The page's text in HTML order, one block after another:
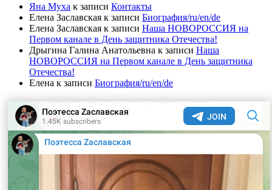
Яна Муха к записи Контакты
Елена Заславская к записи Биография/ru/en/de
Елена Заславская к записи Наша НОВОРОССИЯ на
Первом канале в День защитника Отечества!
Дрыгина Галина Анатольевна к записи Наша
НОВОРОССИЯ на Первом канале в День защитника
Отечества!
Елена к записи Биография/ru/en/de